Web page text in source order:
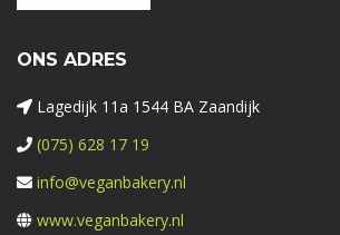
ONS ADRES
Lagedijk 11a 1544 BA Zaandijk
(075) 628 17 19
info@veganbakery.nl
www.veganbakery.nl